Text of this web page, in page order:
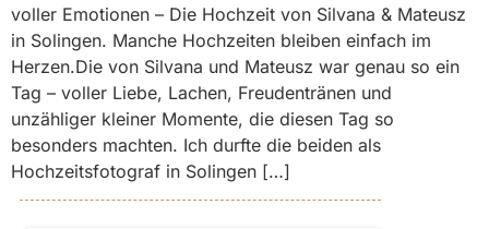
voller Emotionen – Die Hochzeit von Silvana & Mateusz
in Solingen. Manche Hochzeiten bleiben einfach im
Herzen.Die von Silvana und Mateusz war genau so ein
Tag – voller Liebe, Lachen, Freudentränen und
unzähliger kleiner Momente, die diesen Tag so
besonders machten. Ich durfte die beiden als
Hochzeitsfotograf in Solingen […]